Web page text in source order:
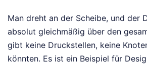
Man dreht an der Scheibe, und der
absolut gleichmäßig über den
gibt keine Druckstellen, keine
könnten. Es ist ein Beispiel für